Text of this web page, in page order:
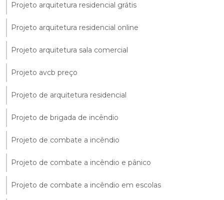
Projeto arquitetura residencial grátis
Projeto arquitetura residencial online
Projeto arquitetura sala comercial
Projeto avcb preço
Projeto de arquitetura residencial
Projeto de brigada de incêndio
Projeto de combate a incêndio
Projeto de combate a incêndio e pânico
Projeto de combate a incêndio em escolas